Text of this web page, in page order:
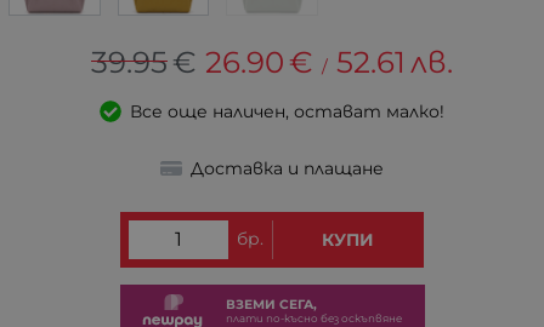
39.95€ 26.90€ / 52.61 лв.
Все още наличен, остават малко!
Доставка и плащане
бр. КУПИ
ВЗЕМИ СЕГА,
плати по-късно без оскъпвяне